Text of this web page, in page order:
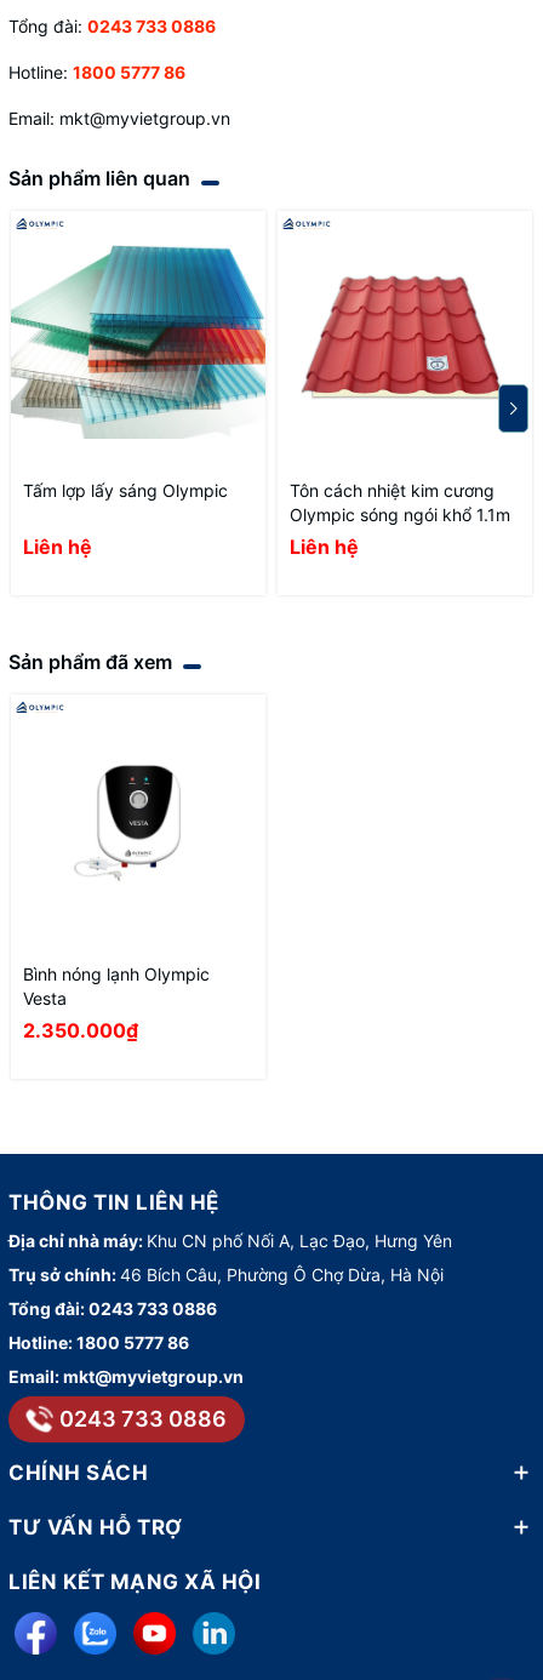
Tổng đài: 0243 733 0886
Hotline: 1800 5777 86
Email: mkt@myvietgroup.vn
Sản phẩm liên quan
Tấm lợp lấy sáng Olympic
Liên hệ
Tôn cách nhiệt kim cương
Olympic sóng ngói khổ 1.1m
Liên hệ
Sản phẩm đã xem
Bình nóng lạnh Olympic
Vesta
2.350.000₫
THÔNG TIN LIÊN HỆ
Địa chỉ nhà máy: Khu CN phố Nối A, Lạc Đạo, Hưng Yên
Trụ sở chính:46 Bích Câu, Phường Ô Chợ Dừa, Hà Nội
Tổng đài:0243 733 0886
Hotline:1800 5777 86
Email:mkt@myvietgroup.vn
0243 733 0886
CHÍNH SÁCH
TƯ VẤN HỖ TRỢ
LIÊN KẾT MẠNG XÃ HỘI